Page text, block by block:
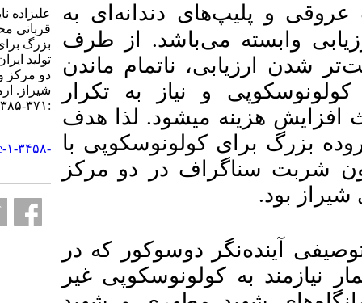
به
از طرف
ماندن
به تکرار
.لذا هدف
با
در دو مرکز
که در
غیر
علیزاده نایینی مهوش، مولوی آرش،
قربانی محمد، بنایی فرناز. آمادگی روده
بزرگ برای کولونوسکوپی با پیدرولاکس
تولید ایران، با و بدون شربت سناگراف در
دو مرکز وابسته به دانشگاه علوم پزشکی
شیراز. ارمغان دانش. ۱۴۰۲; ۲۸ (۳)
http://armaghanj.yums.ac.ir/article-۱-۳۴۵۸-